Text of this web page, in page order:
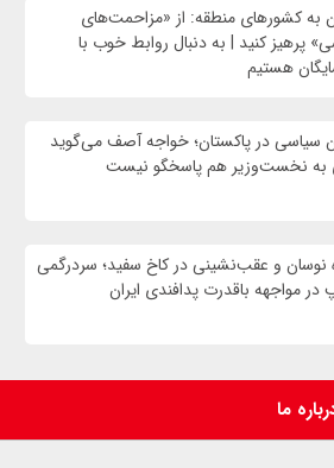
به کشورهای منطقه: از «مزاحمت‌های
پرهیز کنید | به دنبال روابط خوب با
هستیم
سیاسی در پاکستان؛ خواجه آصف می‌گوید
به نخست‌وزیر هم پاسخگو نیست
نوسان و عقب‌نشینی در کاخ سفید؛ سردرگمی
در مواجهه باقدرت پدافندی ایران
ما